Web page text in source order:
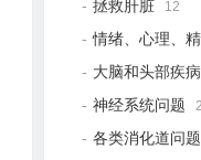
拯救肝脏 12
情绪、心理、
大脑和头部疾病、
神经系统问题
各类消化道问题